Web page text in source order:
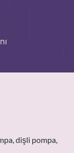
dişli pompa,